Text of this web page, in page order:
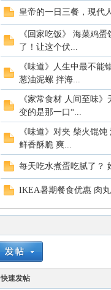
皇帝的一日三餐，現代
《回家吃饭》 海菜鸡
了！让这个伏...
《味道》人生中最不
葱油泥螺 拌海...
《家常食材 人间至味
变的是那一口“...
《味道》对夹 柴火馄
鲜香酥脆 爽...
每天吃水煮蛋吃腻了？
IKEA暑期餐食优惠 肉
快速发帖